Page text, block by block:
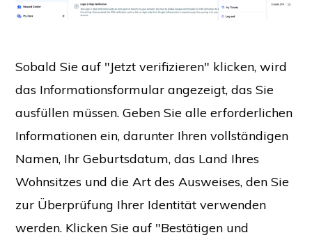
Sobald Sie auf "Jetzt verifizieren" klicken, wird
das Informationsformular angezeigt, das Sie
ausfüllen müssen. Geben Sie alle erforderlichen
Informationen ein, darunter Ihren vollständigen
Namen, Ihr Geburtsdatum, das Land Ihres
Wohnsitzes und die Art des Ausweises, den Sie
zur Überprüfung Ihrer Identität verwenden
werden. Klicken Sie auf "Bestätigen und